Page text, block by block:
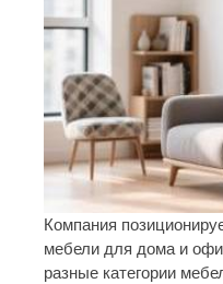
Компания
мебели для дома и
разные категории